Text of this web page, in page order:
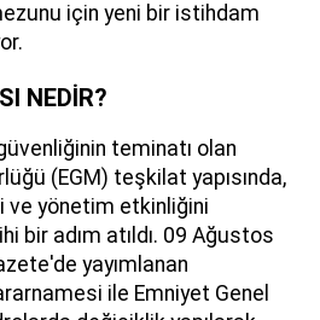
için yeni bir istihdam
NEDİR?
teminatı olan
(EGM) teşkilat yapısında,
yönetim etkinliğini
bir adım atıldı. 09 Ağustos
yayımlanan
ile Emniyet Genel